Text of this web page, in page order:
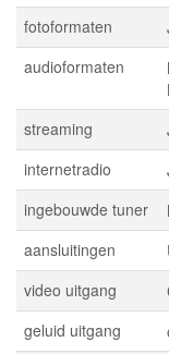
fotoformaten
audioformaten
streaming
internetradio
ingebouwde tuner
aansluitingen
video uitgang
geluid uitgang